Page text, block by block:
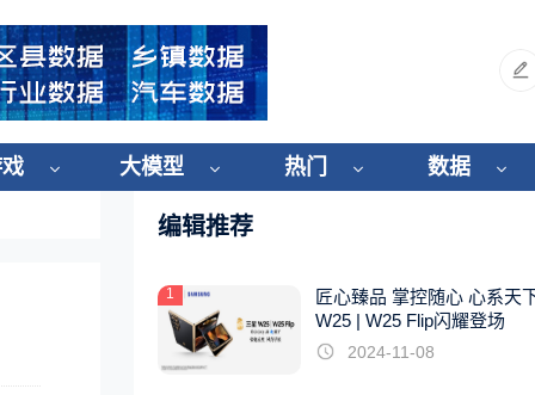
大模型 热门 数据
编辑推荐
1
匠心臻品 掌控随心 心系天
W25 | W25 Flip闪耀登场
2024-11-08